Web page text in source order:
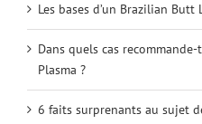
Les bases d’un Brazilian Butt
Dans quels cas
Plasma ?
6 faits surprenants au sujet